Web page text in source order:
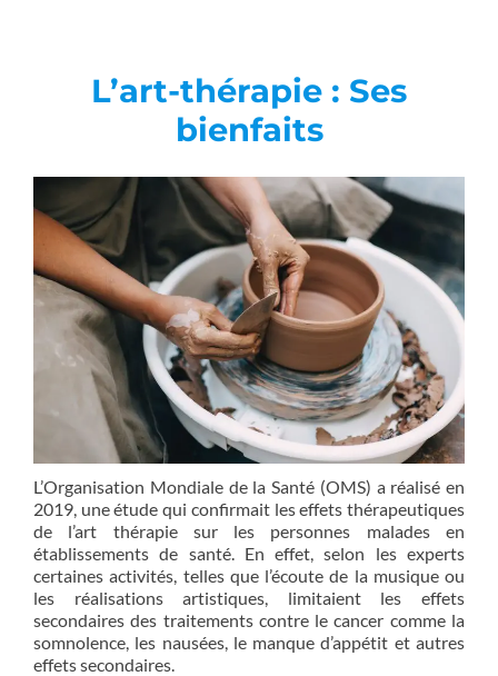
L’art-thérapie : Ses
bienfaits
L’Organisation Mondiale de la Santé (OMS) a réalisé en
2019, une étude qui confirmait les effets thérapeutiques
de l’art thérapie sur les personnes malades en
établissements de santé. En effet, selon les experts
certaines activités, telles que l’écoute de la musique ou
les réalisations artistiques, limitaient les effets
secondaires des traitements contre le cancer comme la
somnolence, les nausées, le manque d’appétit et autres
effets secondaires.